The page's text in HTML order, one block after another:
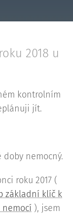
2018 u
kontrolním
jít.
nemocný.
roku 2017 (
základní klíč k
nemocí ), jsem